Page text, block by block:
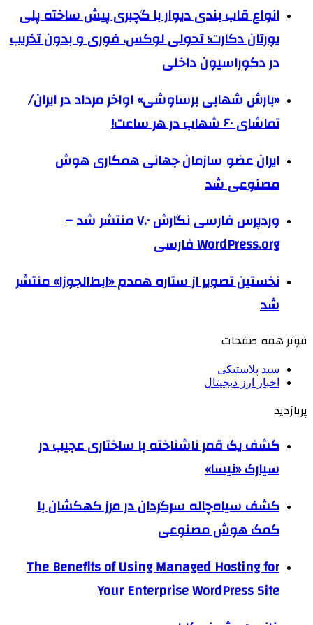
انواع قاب بندی دیوار با گچبری پیش ساخته پلی
یورتان دکارت؛ تحولی لوکس، فوری و بدون تخریب
در دکوراسیون داخلی
«بارش شهابی برساوشی» اواخر مرداد در ایران/
تماشای ۶۰ شهاب در هر ساعت!
ایران عضو سازمان جهانی همکاری هوش
مصنوعی شد
وردپرس فارسی نگارش ۷.۰ منتشر شد –
WordPress.org فارسی
نخستین تصویر از ستاره همدم «ابط‌الجوزا» منتشر
شد
فوتر همه صفحات
سبد پلاستیکی
اخبار ارز دیجیتال
پربازدید
کشف یک قمر ناشناخته با ساختاری عجیب در
سیارک «نیسا»
کشف سیاه‌چاله سرگردان در مرز کهکشان با
کمک هوش مصنوعی
The Benefits of Using Managed Hosting for
Your Enterprise WordPress Site